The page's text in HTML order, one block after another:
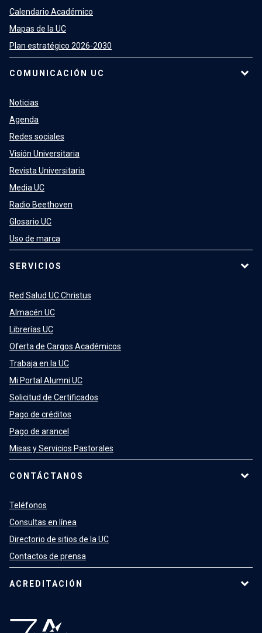
Calendario Académico
Mapas de la UC
Plan estratégico 2026-2030
COMUNICACIÓN UC
Noticias
Agenda
Redes sociales
Visión Universitaria
Revista Universitaria
Media UC
Radio Beethoven
Glosario UC
Uso de marca
SERVICIOS
Red Salud UC Christus
Almacén UC
Librerías UC
Oferta de Cargos Académicos
Trabaja en la UC
Mi Portal Alumni UC
Solicitud de Certificados
Pago de créditos
Pago de arancel
Misas y Servicios Pastorales
CONTÁCTANOS
Teléfonos
Consultas en línea
Directorio de sitios de la UC
Contactos de prensa
ACREDITACIÓN